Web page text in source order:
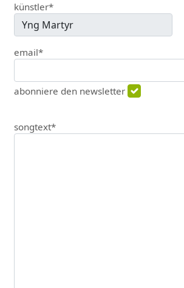
künstler*
email*
abonniere den newsletter
songtext*